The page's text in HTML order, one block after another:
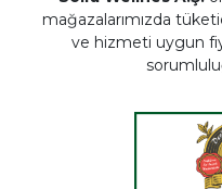
mağazalarımızda
ve hizmeti uygun